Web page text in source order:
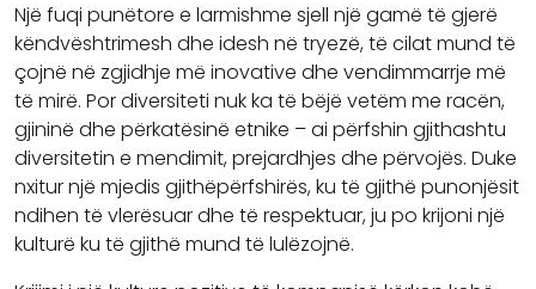
Një fuqi punëtore e larmishme sjell një gamë të gjerë
këndvështrimesh dhe idesh në tryezë, të cilat mund të
çojnë në zgjidhje më inovative dhe vendimmarrje më
të mirë. Por diversiteti nuk ka të bëjë vetëm me racën,
gjininë dhe përkatësinë etnike – ai përfshin gjithashtu
diversitetin e mendimit, prejardhjes dhe përvojës. Duke
nxitur një mjedis gjithëpërfshirës, ​​ku të gjithë punonjësit
ndihen të vlerësuar dhe të respektuar, ju po krijoni një
kulturë ku të gjithë mund të lulëzojnë.